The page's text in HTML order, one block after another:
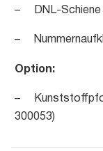
– DNL-Schiene
–
Option:
–
300053)